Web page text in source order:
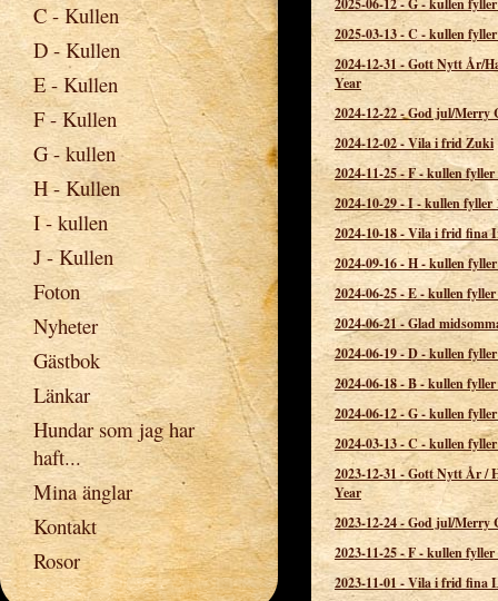
C - Kullen
D - Kullen
E - Kullen
F - Kullen
G - kullen
H - Kullen
I - kullen
J - Kullen
Foton
Nyheter
Gästbok
Länkar
Hundar som jag har
haft...
Mina änglar
Kontakt
Rosor
2025-03-13-C - kullen
2024-12-31-Gott Nytt År/
Year
2024-12-22-God jul/Merry
2024-12-02-Vila i frid Zuki
2024-11-25-F - kullen fyller
2024-10-29-I - kullen fyller
2024-10-18-Vila i frid fina
2024-09-16-H - kullen
2024-06-25-E - kullen
2024-06-21-Glad
2024-06-19-D - kullen
2024-06-18-B - kullen fyller
2024-06-12-G - kullen
2024-03-13-C - kullen
2023-12-31-Gott Nytt År /
Year
2023-12-24-God jul/Merry
2023-11-25-F - kullen fyller
2023-11-01 -Vila i frid fina